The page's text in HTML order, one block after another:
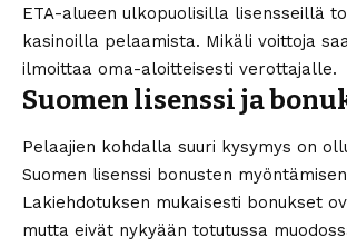
ETA-alueen ulkopuolisilla lisensseillä
kasinoilla pelaamista. Mikäli voittoja
ilmoittaa oma-aloitteisesti verottajalle.
Suomen lisenssi ja
Pelaajien kohdalla suuri kysymys on
Suomen lisenssi bonusten
Lakiehdotuksen mukaisesti bonukset
mutta eivät nykyään totutussa